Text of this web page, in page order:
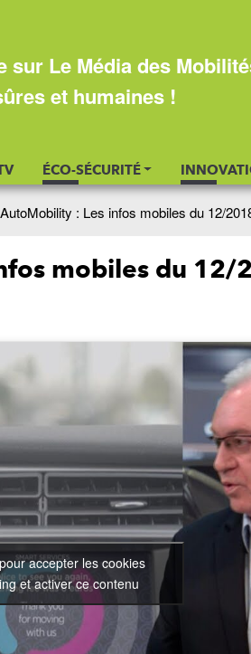
sur Le Média des
et humaines !
ÉCO-SÉCURITÉ
: Les infos mobiles du 12/
mobiles du 12/
accepter les cookies
et activer ce contenu